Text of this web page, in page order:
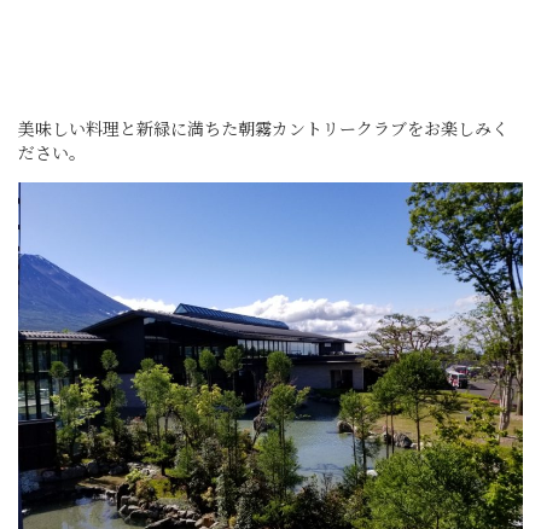
美味しい料理と新緑に満ちた朝霧カントリークラブをお楽しみく
ださい。